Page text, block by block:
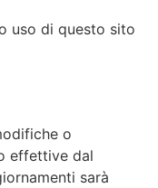
uso di questo sito
o
effettive dal
sarà